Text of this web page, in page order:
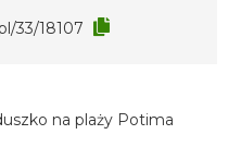
33/18107
na plaży Potima